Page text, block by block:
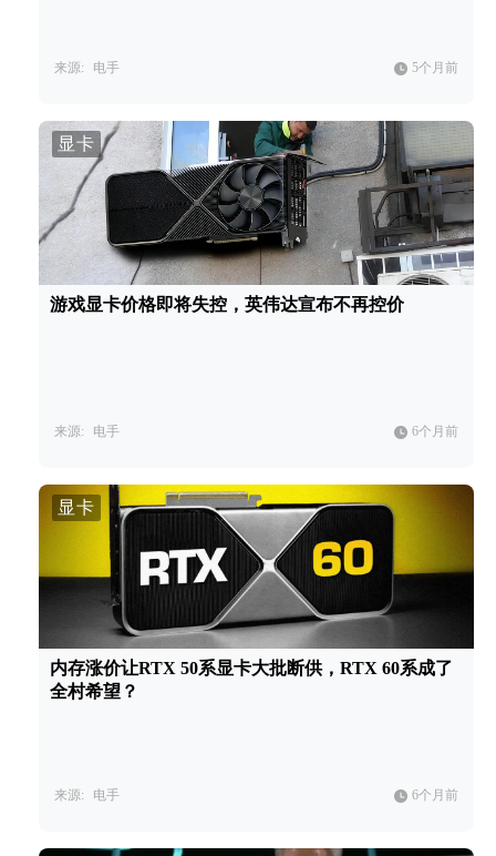
来源: 电手 5个月前
显卡
游戏显卡价格即将失控，英伟达宣布不再控价
来源: 电手 6个月前
显卡
内存涨价让RTX 50系显卡大批断供，RTX 60系成了
全村希望？
来源: 电手 6个月前